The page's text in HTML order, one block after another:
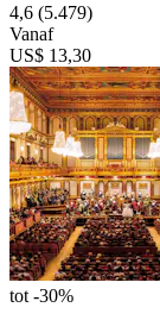
4,6 (5.479)
Vanaf
US$ 13,30
tot -30%